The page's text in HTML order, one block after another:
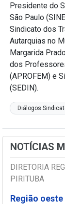
Presidente do
São Paulo
Sindicato dos
Autarquias no
Margarida
dos
(APROFEM) e
(SEDIN).
Diálogos
NOTÍCIAS
DIRETORIA
PIRITUBA
Região oeste